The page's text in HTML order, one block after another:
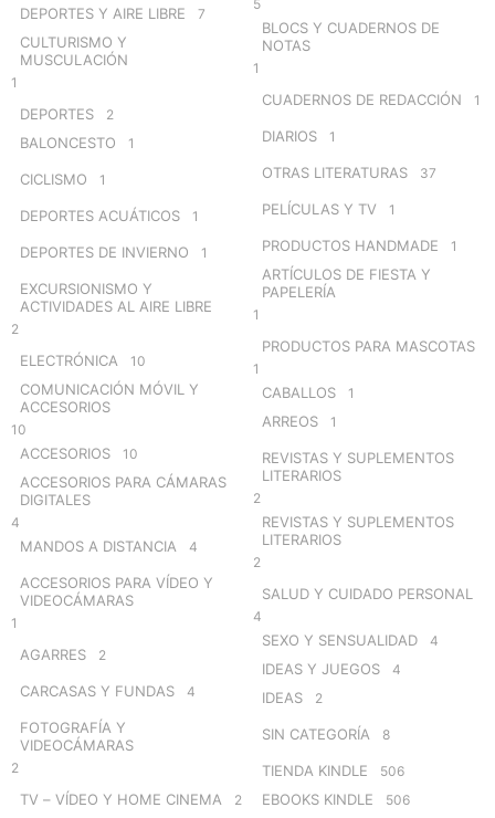
DEPORTES Y AIRE LIBRE 7
CULTURISMO Y
MUSCULACIÓN
1
DEPORTES 2
BALONCESTO 1
CICLISMO 1
DEPORTES ACUÁTICOS 1
DEPORTES DE INVIERNO 1
EXCURSIONISMO Y
ACTIVIDADES AL AIRE LIBRE
2
ELECTRÓNICA 10
COMUNICACIÓN MÓVIL Y
ACCESORIOS
10
ACCESORIOS 10
ACCESORIOS PARA CÁMARAS
DIGITALES
4
MANDOS A DISTANCIA 4
ACCESORIOS PARA VÍDEO Y
VIDEOCÁMARAS
1
AGARRES 2
CARCASAS Y FUNDAS 4
FOTOGRAFÍA Y
VIDEOCÁMARAS
2
TV – VÍDEO Y HOME CINEMA 2
5
BLOCS Y CUADERNOS DE
NOTAS
1
CUADERNOS DE REDACCIÓN 1
DIARIOS 1
OTRAS LITERATURAS 37
PELÍCULAS Y TV 1
PRODUCTOS HANDMADE 1
ARTÍCULOS DE FIESTA Y
PAPELERÍA
1
PRODUCTOS PARA MASCOTAS
1
CABALLOS 1
ARREOS 1
REVISTAS Y SUPLEMENTOS
LITERARIOS
2
REVISTAS Y SUPLEMENTOS
LITERARIOS
2
SALUD Y CUIDADO PERSONAL
4
SEXO Y SENSUALIDAD 4
IDEAS Y JUEGOS 4
IDEAS 2
SIN CATEGORÍA 8
TIENDA KINDLE 506
EBOOKS KINDLE 506